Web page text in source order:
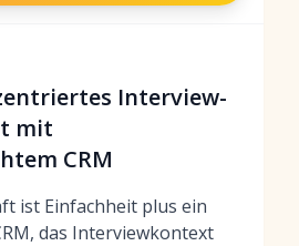
Interview-
mit
CRM
ist Einfachheit plus ein
das Interviewkontext